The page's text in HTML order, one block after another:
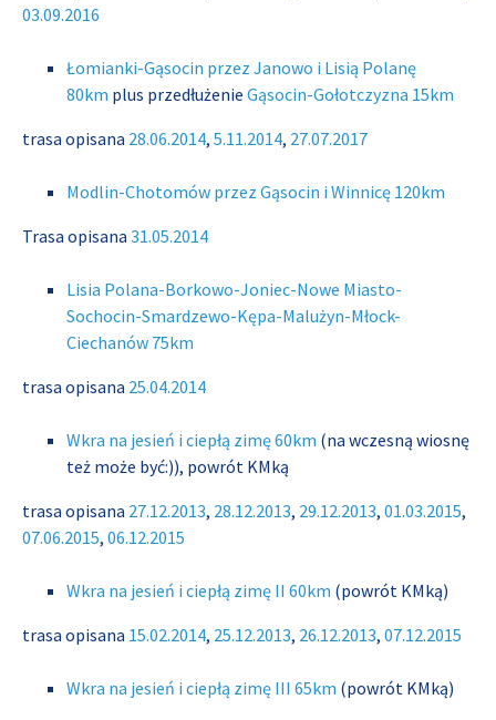
03.09.2016
Łomianki-Gąsocin przez Janowo i Lisią Polanę
80km plus przedłużenie Gąsocin-Gołotczyzna 15km
trasa opisana 28.06.2014, 5.11.2014, 27.07.2017
Modlin-Chotomów przez Gąsocin i Winnicę 120km
Trasa opisana 31.05.2014
Lisia Polana-Borkowo-Joniec-Nowe Miasto-
Sochocin-Smardzewo-Kępa-Malużyn-Młock-
Ciechanów 75km
trasa opisana 25.04.2014
Wkra na jesień i ciepłą zimę 60km (na wczesną wiosnę
też może być:)), powrót KMką
trasa opisana 27.12.2013, 28.12.2013, 29.12.2013, 01.03.2015,
07.06.2015, 06.12.2015
Wkra na jesień i ciepłą zimę II 60km (powrót KMką)
trasa opisana 15.02.2014, 25.12.2013, 26.12.2013, 07.12.2015
Wkra na jesień i ciepłą zimę III 65km (powrót KMką)